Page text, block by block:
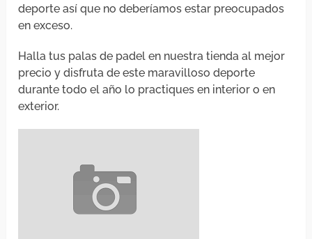
deporte así que no deberíamos estar preocupados
en exceso.
Halla tus palas de padel en nuestra tienda al mejor
precio y disfruta de este maravilloso deporte
durante todo el año lo practiques en interior o en
exterior.